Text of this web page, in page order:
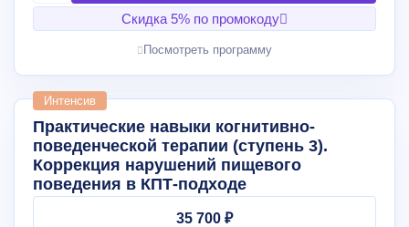
Скидка 5% по промокоду
Посмотреть программу
Интенсив
Практические навыки когнитивно-
поведенческой терапии (ступень 3).
Коррекция нарушений пищевого
поведения в КПТ-подходе
35 700 ₽